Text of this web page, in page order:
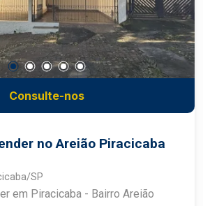
Consulte-nos
no Areião Piracicaba
SP
em Piracicaba - Bairro Areião